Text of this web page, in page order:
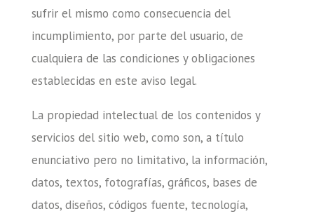
sufrir el mismo como consecuencia del
incumplimiento, por parte del usuario, de
cualquiera de las condiciones y obligaciones
establecidas en este aviso legal.
La propiedad intelectual de los contenidos y
servicios del sitio web, como son, a título
enunciativo pero no limitativo, la información,
datos, textos, fotografías, gráficos, bases de
datos, diseños, códigos fuente, tecnología,